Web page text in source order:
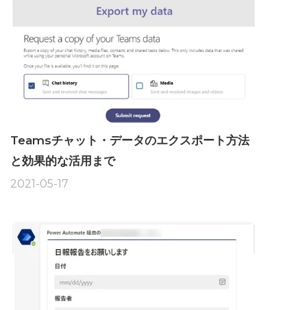
Teamsチャット・データのエクスポート方法
と効果的な活用まで
2021-05-17